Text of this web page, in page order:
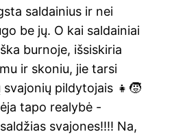
saldainius ir nei
be jų. O kai saldainiai
burnoje, išsiskiria
ir skoniu, jie tarsi
svajonių pildytojais 👧🧒
tapo realybė -
svajones!!!! Na,